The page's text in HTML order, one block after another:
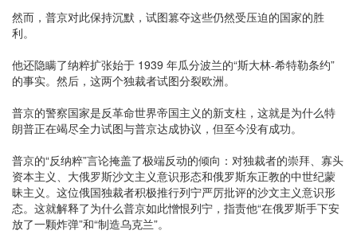
然而，普京对此保持沉默，试图篡夺这些仍然受压迫的国家的胜
利。
他还隐瞒了纳粹扩张始于 1939 年瓜分波兰的“斯大林-希特勒条约”
的事实。然后，这两个独裁者试图分裂欧洲。
普京的警察国家是反革命世界帝国主义的新支柱，这就是为什么特
朗普正在竭尽全力试图与普京达成协议，但至今没有成功。
普京的“反纳粹”言论掩盖了极端反动的倾向：对独裁者的崇拜、寡头
资本主义、大俄罗斯沙文主义意识形态和俄罗斯东正教的中世纪蒙
昧主义。这位俄国独裁者积极推行列宁严厉批评的沙文主义意识形
态。这就解释了为什么普京如此憎恨列宁，指责他“在俄罗斯手下安
放了一颗炸弹”和“制造乌克兰”。